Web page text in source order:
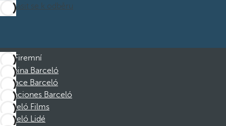
Přihlásit se k odběru
Firemní
Skupina Barceló
Nadace Barceló
Vacaciones Barceló
Barceló Films
Barceló Lidé